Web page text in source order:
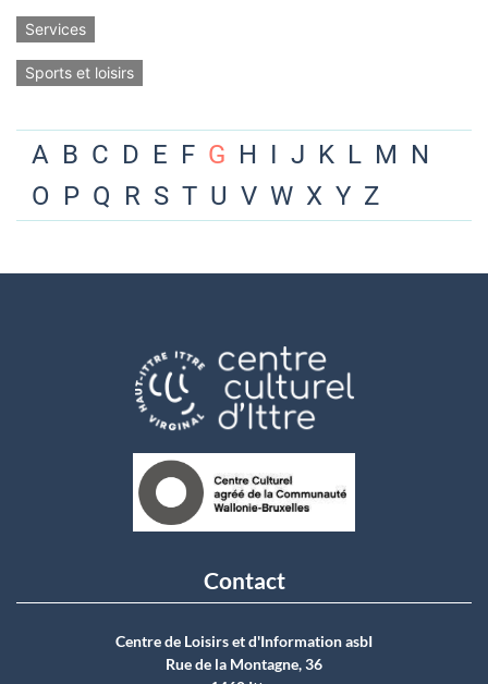
Services
Sports et loisirs
A B C D E F G H I J K L M N
O P Q R S T U V W X Y Z
Contact
Centre de Loisirs et d'Information asbI
Rue de la Montagne, 36